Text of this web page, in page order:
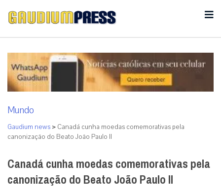
Mundo
Gaudium news > Canadá cunha moedas comemorativas pela
canonização do Beato João Paulo II
Canadá cunha moedas comemorativas pela
canonização do Beato João Paulo II